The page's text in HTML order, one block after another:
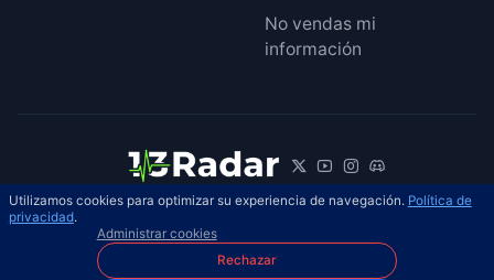
No vendas mi
información
© 2026 13Radar. Reservados todos los
derechos.
Utilizamos cookies para optimizar su experiencia de navegación. Política de
privacidad.
Administrar cookies
Rechazar